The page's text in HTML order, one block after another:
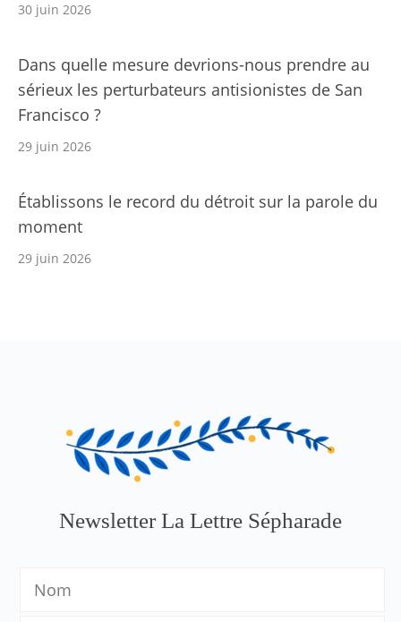
30 juin 2026
Dans quelle mesure devrions-nous prendre au
sérieux les perturbateurs antisionistes de San
Francisco ?
29 juin 2026
Établissons le record du détroit sur la parole du
moment
29 juin 2026
Newsletter La Lettre Sépharade